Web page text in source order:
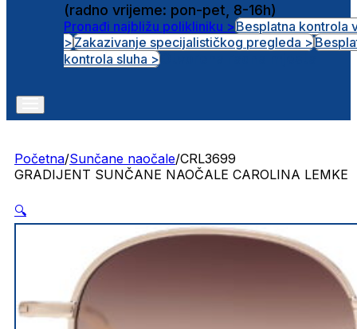
(radno vrijeme: pon-pet, 8-16h)
Pronađi najbližu polikliniku >Besplatna kontrola
>Zakazivanje specijalističkog pregleda >
kontrola sluha >
Početna/Sunčane naočale/CRL3699
GRADIJENT SUNČANE NAOČALE CAROLINA LEMKE
🔍